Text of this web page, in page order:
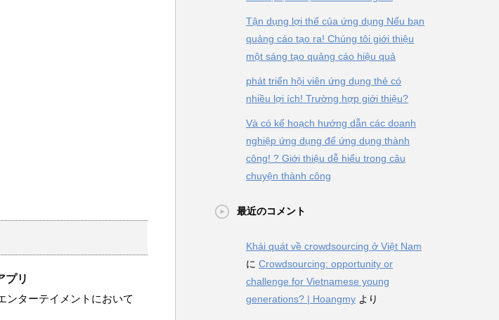
プリ
ンターテイメントにおいて
Tận dụng lợi thế của ứng dụng Nếu bạn
quảng cáo tạo ra! Chúng tôi giới thiệu
một sáng tạo quảng cáo hiệu quả
phát triển hội viên ứng dụng thẻ có
nhiều lợi ích! Trường hợp giới thiệu?
Và có kế hoạch hướng dẫn các doanh
nghiệp ứng dụng để ứng dụng thành
công! ? Giới thiệu dễ hiểu trong câu
chuyện thành công
最近のコメント
Khái quát về crowdsourcing ở Việt Nam
に Crowdsourcing: opportunity or
challenge for Vietnamese young
generations? | Hoangmy より